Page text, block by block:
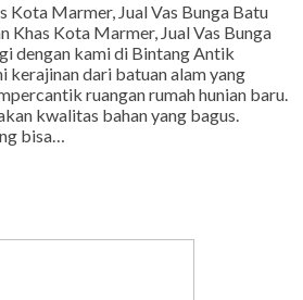
Kota Marmer, Jual Vas Bunga Batu
Khas Kota Marmer, Jual Vas Bunga
dengan kami di Bintang Antik
kerajinan dari batuan alam yang
ruangan rumah hunian baru.
kwalitas bahan yang bagus.
bisa…